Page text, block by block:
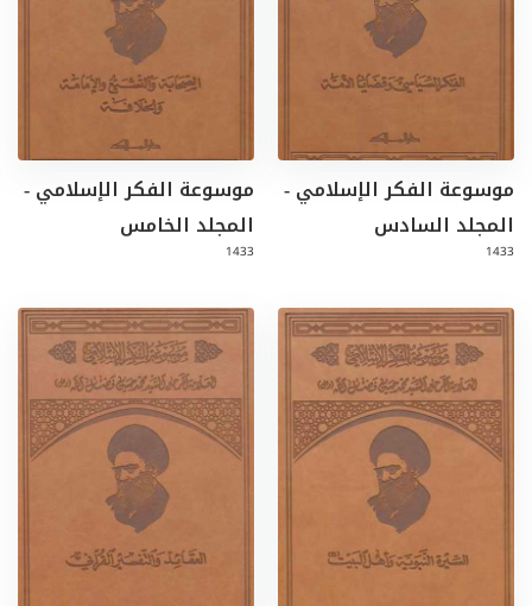
موسوعة الفكر الإسلامي -
المجلد السادس
1433
موسوعة الفكر الإسلامي -
المجلد الخامس
1433